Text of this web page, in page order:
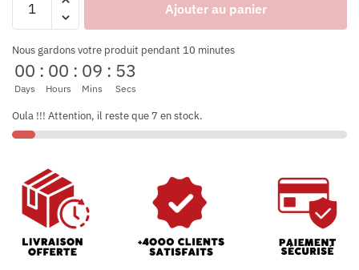
Ajouter au panier
Nous gardons votre produit pendant 10 minutes
00
Days
: 00
Hours
: 09
Mins
: 52
Secs
Oula !!! Attention, il reste que 7 en stock.